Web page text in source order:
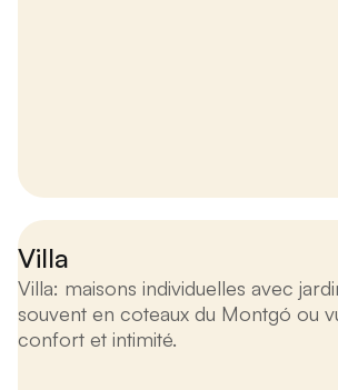
Villa
Villa: maisons individuelles avec
souvent en coteaux du Montgó ou
confort et intimité.